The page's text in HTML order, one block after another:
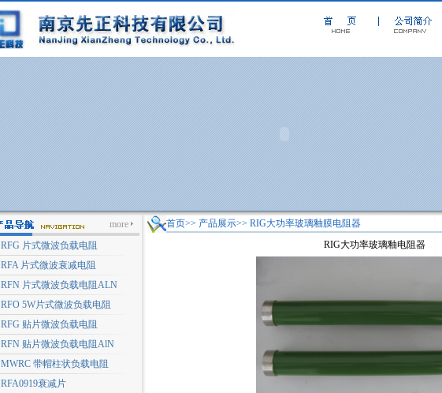
more
RFG 片式微波负载电阻
RFA 片式微波衰减电阻
RFN 片式微波负载电阻ALN
RFO 5W片式微波负载电阻
RFG 贴片微波负载电阻
RFN 贴片微波负载电阻AlN
MWRC 带帽柱状负载电阻
RFA0919衰减片
首页>> 产品展示>> RIG大功率玻璃釉膜电阻器
RIG大功率玻璃釉电阻器